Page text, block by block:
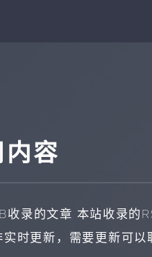
容
收录的文章 本站收录的
时更新，需要更新可以